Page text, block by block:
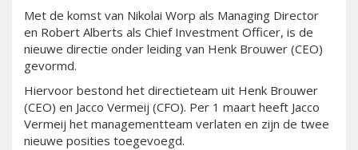
Met de komst van Nikolai Worp als Managing Director
en Robert Alberts als Chief Investment Officer, is de
nieuwe directie onder leiding van Henk Brouwer (CEO)
gevormd.
Hiervoor bestond het directieteam uit Henk Brouwer
(CEO) en Jacco Vermeij (CFO). Per 1 maart heeft Jacco
Vermeij het managementteam verlaten en zijn de twee
nieuwe posities toegevoegd.